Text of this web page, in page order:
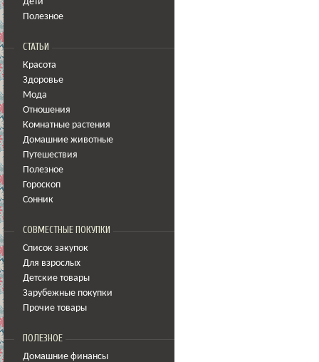
Полезное
СТАТЬИ
Красота
Здоровье
Мода
Отношения
Комнатные растения
Домашние животные
Путешествия
Полезное
Гороскоп
Сонник
СОВМЕСТНЫЕ ПОКУПКИ
Список закупок
Для взрослых
Детские товары
Зарубежные покупки
Прочие товары
ПОЛЕЗНОЕ
Домашние финансы